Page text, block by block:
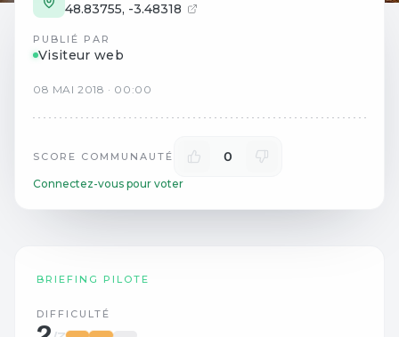
48.83755, -3.48318
PUBLIÉ PAR
Visiteur web
08 MAI 2018 · 00:00
SCORE COMMUNAUTÉ 0
Connectez-vous pour voter
BRIEFING PILOTE
DIFFICULTÉ